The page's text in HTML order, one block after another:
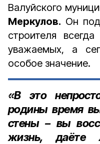
Валуйского
Меркулов. Он
строителя
уважаемых, а
особое значение.
«В это
родины время
стены – вы
жизнь, даёте